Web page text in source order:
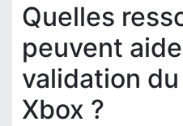
Quelles
peuvent
validation
Xbox ?